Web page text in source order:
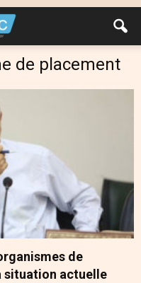
de placement
de
situation actuelle